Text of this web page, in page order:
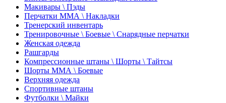
Макивары \ Пэды
Перчатки ММА \ Накладки
Тренерский инвентарь
Тренировочные \ Боевые \ Снарядные перчатки
Женская одежда
Рашгарды
Компрессионные штаны \ Шорты \ Тайтсы
Шорты ММА \ Боевые
Верхняя одежда
Спортивные штаны
Футболки \ Майки